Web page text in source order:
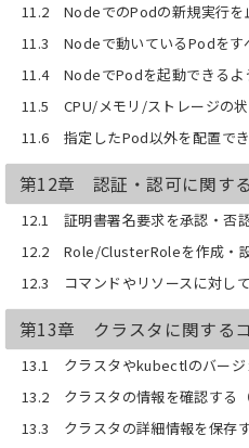
11.2 NodeでのPodの新規実行を
11.3 Nodeで動いているPodをす
11.4 NodeでPodを起動できるよ
11.5 CPU/メモリ/ストレージの状
11.6 指定したPod以外を配置でき
第12章 認証・認可に関す
12.1 証明書署名要求を承認・否
12.2 Role/ClusterRoleを作成・
12.3 コマンドやリソースに対し
第13章 クラスタに関する
13.1 クラスタやkubectlのバージ
13.2 クラスタの情報を確認する
13.3 クラスタの詳細情報を保存す